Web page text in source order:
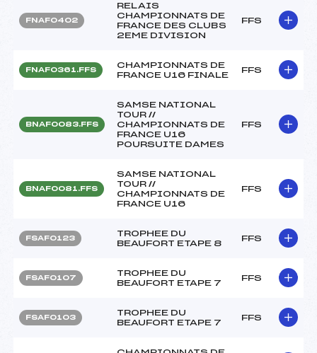
FNAF0402
RELAIS
CHAMPIONNATS DE
FRANCE DES CLUBS
2EME DIVISION
FFS
FNAF0361.FFS
CHAMPIONNATS DE
FRANCE U16 FINALE
FFS
BNAF0083.FFS
SAMSE NATIONAL
TOUR //
CHAMPIONNATS DE
FRANCE U16
POURSUITE DAMES
FFS
BNAF0081.FFS
SAMSE NATIONAL
TOUR //
CHAMPIONNATS DE
FRANCE U16
FFS
FSAF0123
TROPHEE DU
BEAUFORT ETAPE 8
FFS
FSAF0107
TROPHEE DU
BEAUFORT ETAPE 7
FFS
FSAF0103
TROPHEE DU
BEAUFORT ETAPE 7
FFS